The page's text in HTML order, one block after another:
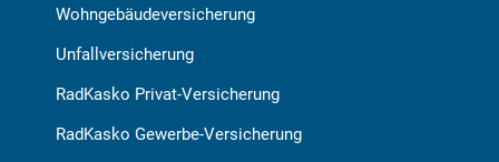
Wohngebäudeversicherung
Unfallversicherung
RadKasko Privat-Versicherung
RadKasko Gewerbe-Versicherung